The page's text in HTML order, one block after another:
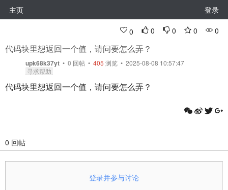
主页 登录
0 0 0 0 0
代码块里想返回一个值，请问要怎么弄？
upk68k37yt • 0 回帖 • 405 浏览 • 2025-08-08 10:57:47
寻求帮助
代码块里想返回一个值，请问要怎么弄？
0 回帖
登录并参与讨论